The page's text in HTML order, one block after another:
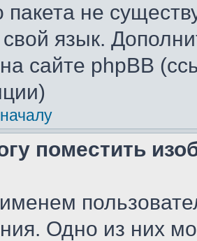
пакета не
свой язык.
сайте phpBB
поместить
Одно из них